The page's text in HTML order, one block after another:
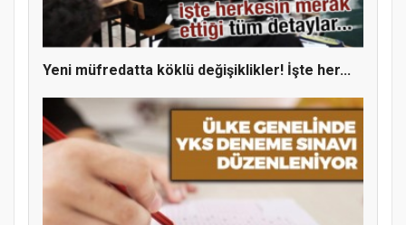
Yeni müfredatta köklü değişiklikler! İşte her...